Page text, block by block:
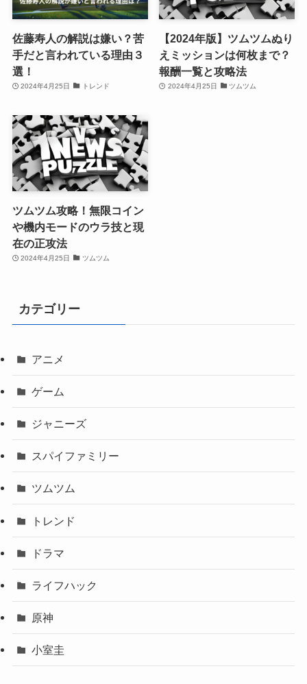
佐藤寿人の解説は嫌い？苦
手だと言われている理由３
選！
2024年4月25日 トレンド
【2024年版】ツムツムぬり
えミッションは何枚まで？
報酬一覧と攻略法
2024年4月25日 ツムツム
ツムツム攻略！無限コイン
や機内モードのウラ技と現
在の正攻法
2024年4月25日 ツムツム
カテゴリー
アニメ
ゲーム
ジャニーズ
スパイファミリー
ツムツム
トレンド
ドラマ
ライフハック
原神
小室圭